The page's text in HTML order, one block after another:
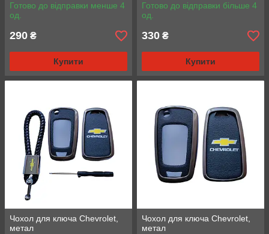
Готово до відправки менше 4
од.
290 ₴
Купити
Готово до відправки більше 4
од.
330 ₴
Купити
Чохол для ключа Chevrolet,
метал
Чохол для ключа Chevrolet,
метал